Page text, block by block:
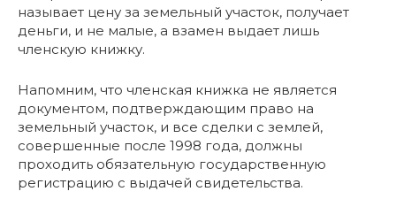
называет цену за земельный участок, получает
деньги, и не малые, а взамен выдает лишь
членскую книжку.
Напомним, что членская книжка не является
документом, подтверждающим право на
земельный участок, и все сделки с землей,
совершенные после 1998 года, должны
проходить обязательную государственную
регистрацию с выдачей свидетельства.